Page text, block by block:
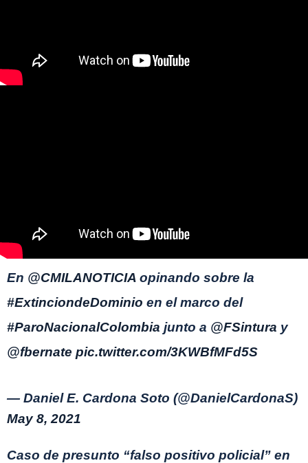
En @CMILANOTICIA opinando sobre la
#ExtinciondeDominio en el marco del
#ParoNacionalColombia junto a @FSintura y
@fbernate pic.twitter.com/3KWBfMFd5S
— Daniel E. Cardona Soto (@DanielCardonaS)
May 8, 2021
Caso de presunto “falso positivo policial” en